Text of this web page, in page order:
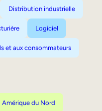
Distribution industrielle
Logiciel
et aux consommateurs
Amérique du Nord